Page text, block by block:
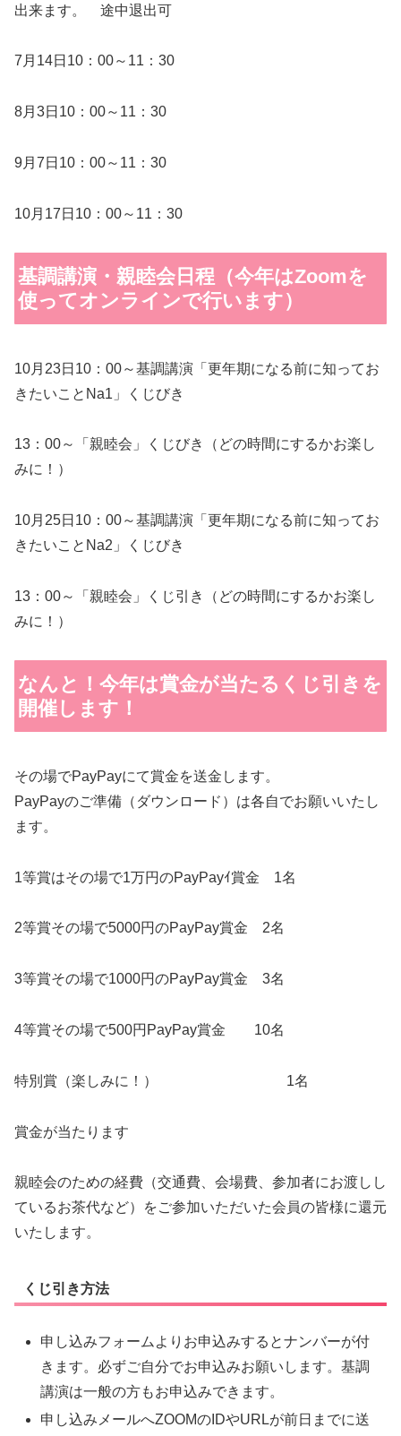
出来ます。 途中退出可
7月14日10：00～11：30
8月3日10：00～11：30
9月7日10：00～11：30
10月17日10：00～11：30
基調講演・親睦会日程（今年はZoomを
使ってオンラインで行います）
10月23日10：00～基調講演「更年期になる前に知ってお
きたいことNa1」くじびき
13：00～「親睦会」くじびき（どの時間にするかお楽し
みに！）
10月25日10：00～基調講演「更年期になる前に知ってお
きたいことNa2」くじびき
13：00～「親睦会」くじ引き（どの時間にするかお楽し
みに！）
なんと！今年は賞金が当たるくじ引きを
開催します！
その場でPayPayにて賞金を送金します。
PayPayのご準備（ダウンロード）は各自でお願いいたし
ます。
1等賞はその場で1万円のPayPayｲ賞金 1名
2等賞その場で5000円のPayPay賞金 2名
3等賞その場で1000円のPayPay賞金 3名
4等賞その場で500円PayPay賞金 10名
特別賞（楽しみに！） 1名
賞金が当たります
親睦会のための経費（交通費、会場費、参加者にお渡しし
ているお茶代など）をご参加いただいた会員の皆様に還元
いたします。
くじ引き方法
申し込みフォームよりお申込みするとナンバーが付
きます。必ずご自分でお申込みお願いします。基調
講演は一般の方もお申込みできます。
申し込みメールへZOOMのIDやURLが前日までに送